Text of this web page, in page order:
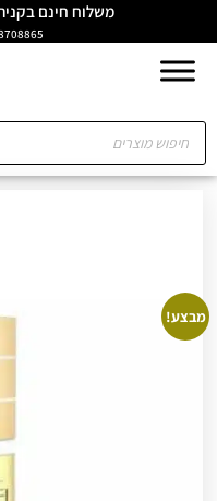
משלוח חינם בקניה מעל ₪299 | עד 5
מבצע!